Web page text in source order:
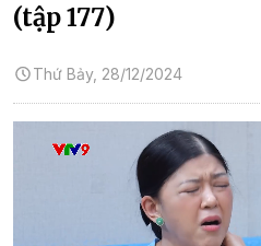
(tập 177)
Thứ Bảy, 28/12/2024